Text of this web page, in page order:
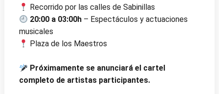
Recorrido por las calles de Sabinillas
20:00 a 03:00h – Espectáculos y actuaciones
musicales
Plaza de los Maestros
Próximamente se anunciará el cartel
completo de artistas participantes.